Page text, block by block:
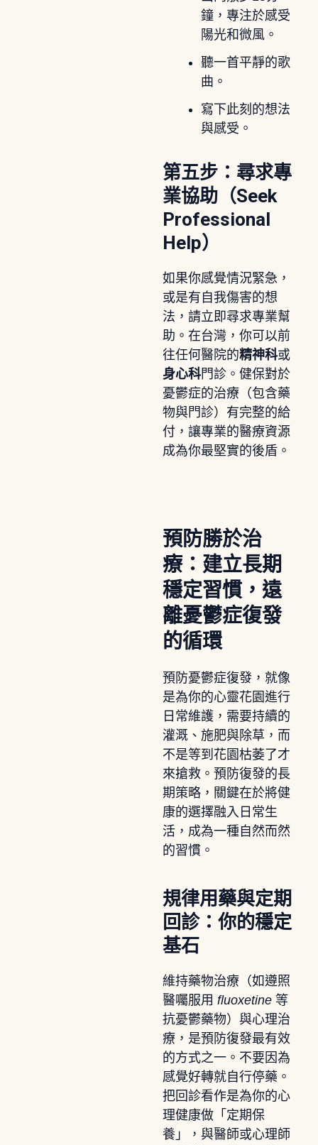
鐘，專注於感受
陽光和微風。
聽一首平靜的歌
曲。
寫下此刻的想法
與感受。
第五步：尋求專
業協助（Seek
Professional
Help）
如果你感覺情況緊急，
或是有自我傷害的想
法，請立即尋求專業幫
助。在台灣，你可以前
往任何醫院的精神科或
身心科門診。健保對於
憂鬱症的治療（包含藥
物與門診）有完整的給
付，讓專業的醫療資源
成為你最堅實的後盾。
預防勝於治
療：建立長期
穩定習慣，遠
離憂鬱症復發
的循環
預防憂鬱症復發，就像
是為你的心靈花園進行
日常維護，需要持續的
灌溉、施肥與除草，而
不是等到花園枯萎了才
來搶救。預防復發的長
期策略，關鍵在於將健
康的選擇融入日常生
活，成為一種自然而然
的習慣。
規律用藥與定期
回診：你的穩定
基石
維持藥物治療（如遵照
醫囑服用 fluoxetine等
抗憂鬱藥物）與心理治
療，是預防復發最有效
的方式之一。不要因為
感覺好轉就自行停藥。
把回診看作是為你的心
理健康做「定期保
養」，與醫師或心理師